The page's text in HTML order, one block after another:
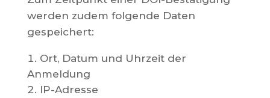
werden zudem folgende Daten
gespeichert:
Ort, Datum und Uhrzeit der
Anmeldung
IP-Adresse